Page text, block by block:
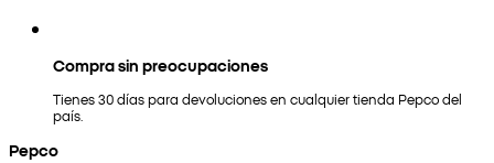
Compra sin preocupaciones
Tienes 30 días para devoluciones en cualquier tienda Pepco del
país.
Pepco